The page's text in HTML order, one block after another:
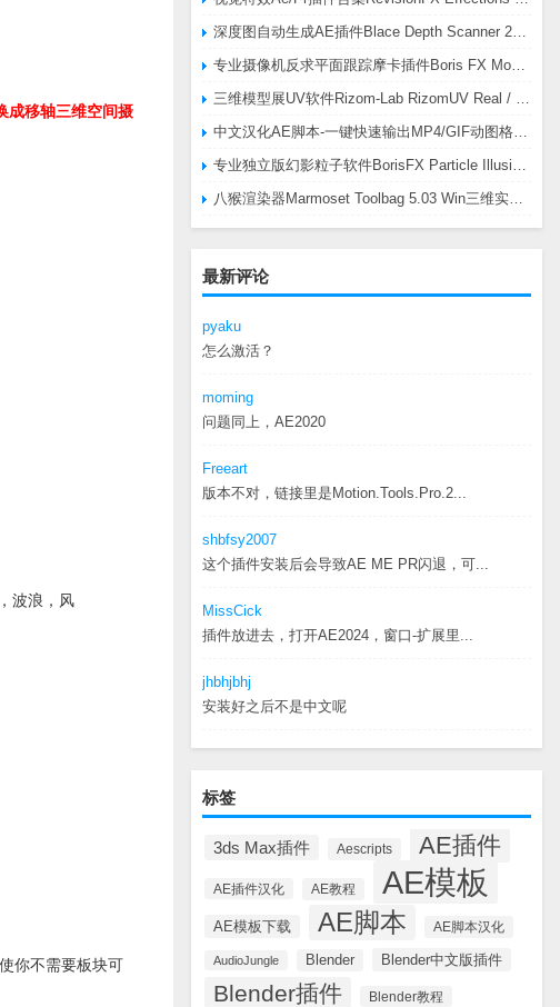
最新评论
pyaku
怎么激活？
moming
问题同上，AE2020
Freeart
版本不对，链接里是Motion.Tools.Pro.2...
shbfsy2007
这个插件安装后会导致AE ME PR闪退，可...
MissCick
插件放进去，打开AE2024，窗口-扩展里...
jhbhjbhj
安装好之后不是中文呢
标签
3ds Max插件 Aescripts AE插件
AE插件汉化 AE教程 AE模板
AE模板下载 AE脚本 AE脚本汉化
AudioJungle Blender Blender中文版插件
Blender插件 Blender教程
成移轴三维空间摄
波浪，风
你不需要板块可